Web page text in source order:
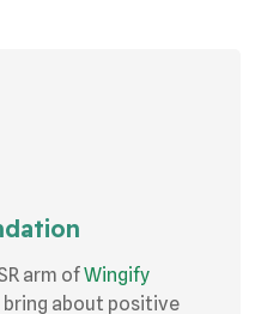
arm ofWingify
bring about positive